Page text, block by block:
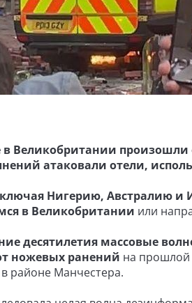
Великобритании произошли
атаковали отели,
Нигерию, Австралию
в Великобритании или
десятилетия массовые
ножевых ранений на прошлой
районе Манчестера.